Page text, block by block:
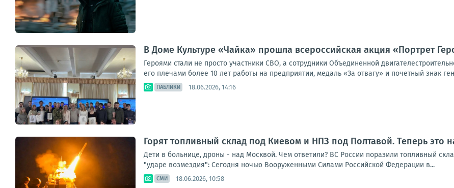
В Доме Культуре «Чайка» прошла всероссийская акция «Портрет
Героями стали не просто участники СВО, а сотрудники Объединенной
его плечами более 10 лет работы на предприятии, медаль «За отвагу» и почетный знак
ПАБЛИКИ 18.06.2026, 14:16
Горят топливный склад под Киевом и НПЗ под Полтавой. Теперь это
Дети в больнице, дроны - над Москвой. Чем ответили? ВС России поразили топливный
"ударе возмездия": Сегодня ночью Вооруженными Силами Российской Федерации в...
СМИ 18.06.2026, 10:58